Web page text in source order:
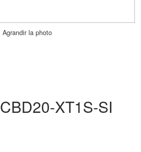
Agrandir la photo
CBD20-XT1S-SI